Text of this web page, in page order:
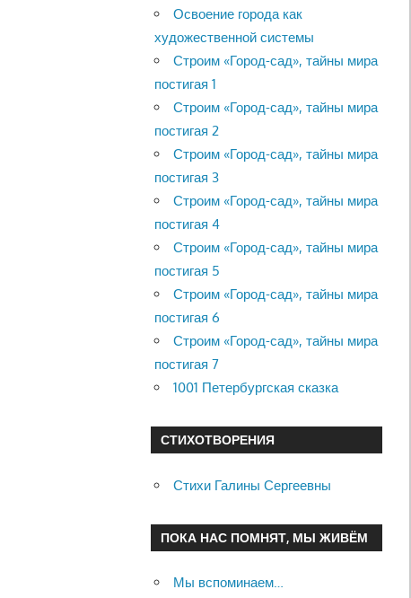
Освоение города как
художественной системы
Строим «Город-сад», тайны мира
постигая 1
Строим «Город-сад», тайны мира
постигая 2
Строим «Город-сад», тайны мира
постигая 3
Строим «Город-сад», тайны мира
постигая 4
Строим «Город-сад», тайны мира
постигая 5
Строим «Город-сад», тайны мира
постигая 6
Строим «Город-сад», тайны мира
постигая 7
1001 Петербургская сказка
СТИХОТВОРЕНИЯ
Стихи Галины Сергеевны
ПОКА НАС ПОМНЯТ, МЫ ЖИВЁМ
Мы вспоминаем…